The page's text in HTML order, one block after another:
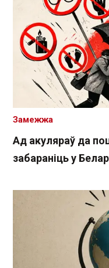
Ад акуляраў да
забараніць у
Замежжа